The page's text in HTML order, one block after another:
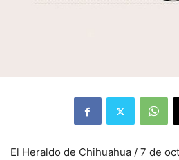
El Heraldo de Chihuahua / 7 de